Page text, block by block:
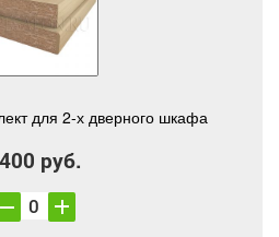
для 2-х дверного шкафа
руб.